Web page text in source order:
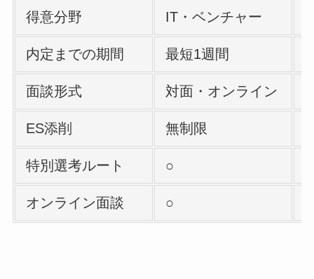
得意分野 IT・ベンチャー
内定までの期間 最短1週間
面談形式 対面・オンライン
ES添削 無制限
特別選考ルート ○
オンライン面談 ○